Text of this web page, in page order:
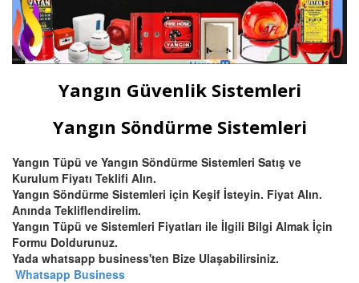
Bursa Hassas Yangın ve Duman
Dedektörü Çeşitleri
Bursa duman dedektörü ısı
dedektörü, (pilli duman
multisensörler ve yüksek tavanlı
yangın dedektörü satış ve
montajı.
Bursa Otomatik Gazlı Söndürme
ve Mühendislik Sistemleri
Bursa FM200, Novec 1230
Yangın Güvenlik Sistemleri
Yangın Söndürme Sistemleri
Yangın Tüpü ve Yangın Söndürme Sistemleri Satış ve
Kurulum Fiyatı Teklifi Alın.
Yangın Söndürme Sistemleri için Keşif İsteyin. Fiyat Alın.
Anında Tekliflendirelim.
Yangın Tüpü ve Sistemleri Fiyatları ile İlgili Bilgi Almak İçin
Formu Doldurunuz.
Yada whatsapp business'ten Bize Ulaşabilirsiniz.
Whatsapp Business